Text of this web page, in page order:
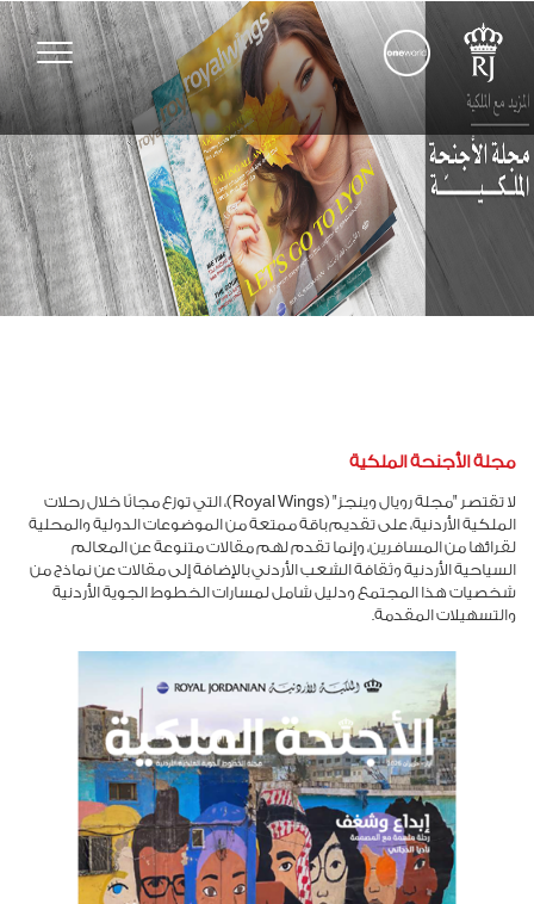
Toggle
مجلة الأجنحة الملكية
لا تقتصر "مجلة رويال وينجز" (Royal Wings)، التي توزع مجانًا خلال رحلات
الملكية الأردنية، على تقديم باقة ممتعة من الموضوعات الدولية والمحلية
لقرائها من المسافرين، وإنما تقدم لهم مقالات متنوعة عن المعالم
السياحية الأردنية وثقافة الشعب الأردني بالإضافة إلى مقالات عن نماذج من
شخصيات هذا المجتمع ودليل شامل لمسارات الخطوط الجوية الأردنية
والتسهيلات المقدمة.